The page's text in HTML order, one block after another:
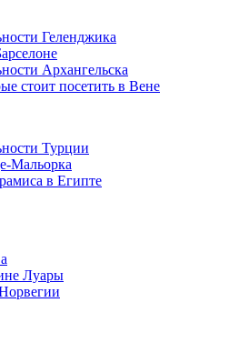
Геленджика
Архангельска
стоит посетить в Вене
Турции
Мальорка
в Египте
Луары